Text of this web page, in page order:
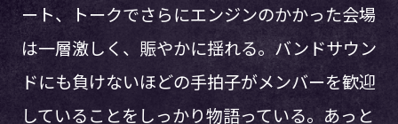
ート、トークでさらにエンジンのかかった会場
は一層激しく、賑やかに揺れる。バンドサウン
ドにも負けないほどの手拍子がメンバーを歓迎
していることをしっかり物語っている。あっと